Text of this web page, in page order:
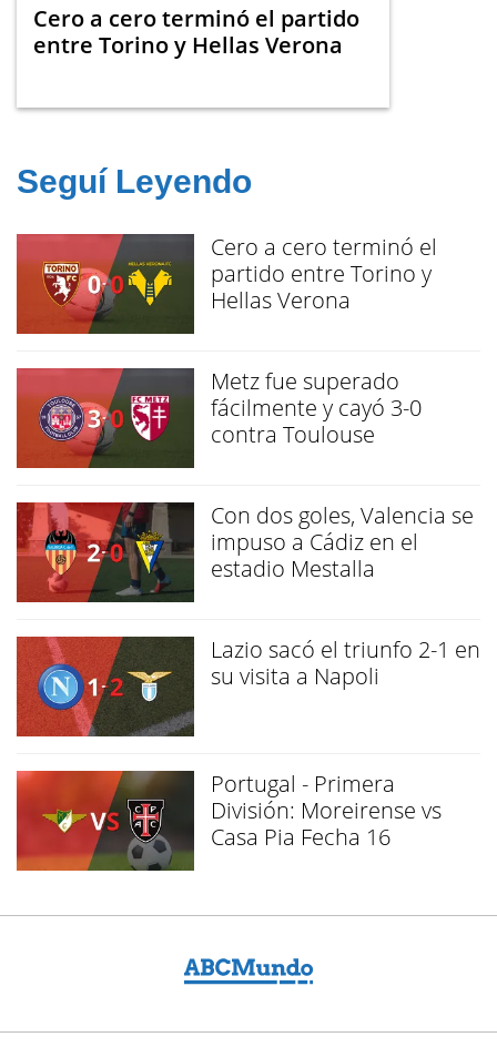
Cero a cero terminó el partido
entre Torino y Hellas Verona
Seguí Leyendo
Cero a cero terminó el
partido entre Torino y
Hellas Verona
Metz fue superado
fácilmente y cayó 3-0
contra Toulouse
Con dos goles, Valencia se
impuso a Cádiz en el
estadio Mestalla
Lazio sacó el triunfo 2-1 en
su visita a Napoli
Portugal - Primera
División: Moreirense vs
Casa Pia Fecha 16